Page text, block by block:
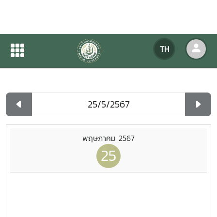
TH
ปฏิทินกิจกรรมของหน่วยงาน
ปฏิทินกิจกรรมของหน่วยงาน
พฤษภาคม 2567
25